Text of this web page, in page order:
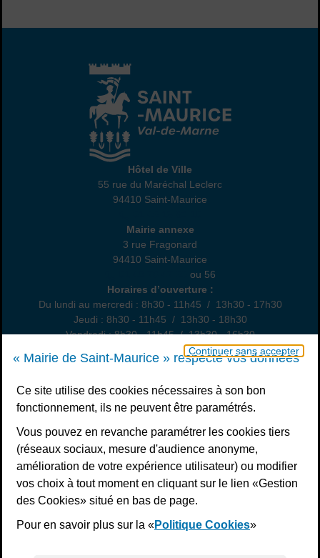
Continuer sans accepter
« Mairie de Saint-Maurice » respecte vos données
Ce site utilise des cookies nécessaires à son bon
fonctionnement, ils ne peuvent être paramétrés.
Vous pouvez en revanche paramétrer les cookies tiers
(réseaux sociaux, mesure d'audience anonyme,
amélioration de votre expérience utilisateur) ou modifier
vos choix à tout moment en cliquant sur le lien «Gestion
des Cookies» situé en bas de page.
Pour en savoir plus sur la «Politique Cookies»
Hôtel de Ville
Hôtel de Ville
55 rue du Maréchal Leclerc
94410 Saint-Maurice
Annexe
Mairie annexe
3 rue Fragonard
94410 Saint-Maurice
ou 56
Horaires d’ouverture :
Du lundi au mercredi : 8h30 - 11h45 / 13h30 - 17h30
Jeudi : 8h30 - 11h45 / 13h30 - 18h30
Vendredi : 8h30 - 11h45 / 13h30 - 16h30
Un samedi par mois : permanence état civil, sur rendez-vous
S’inscrire à la newsletter
Télécharger l’application
Nous suivre
Facebook
Instagram
Youtube
LinkedIn
Calaméo